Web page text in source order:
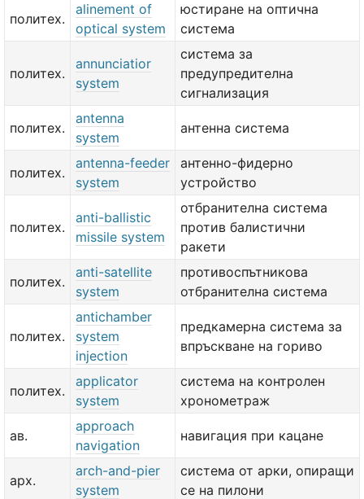
политех.
alinement of
optical system
юстиране на оптична
система
политех.
annunciatior
system
система за
предупредителна
сигнализация
политех.
antenna
system
антенна система
политех.
antenna-feeder
system
антенно-фидерно
устройство
политех.
anti-ballistic
missile system
отбранителна система
против балистични
ракети
политех.
anti-satellite
system
противоспътникова
отбранителна система
политех.
antichamber
system
injection
предкамерна система за
впръскване на гориво
политех.
applicator
system
система на контролен
хронометраж
ав.
approach
navigation
навигация при кацане
арх.
arch-and-pier
system
система от арки, опиращи
се на пилони